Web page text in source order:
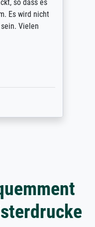
so dass es
Es wird nicht
Vielen